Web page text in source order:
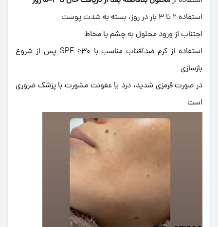
استفاده ۲ تا ۳ بار در روز، بسته به شدت پوست
اجتناب از ورود محلول به چشم یا مخاط
استفاده از کرم ضدآفتاب مناسب با SPF ≥30 پس از شروع
بازسازی
در صورت قرمزی شدید، درد یا عفونت مشورت با پزشک ضروری
است